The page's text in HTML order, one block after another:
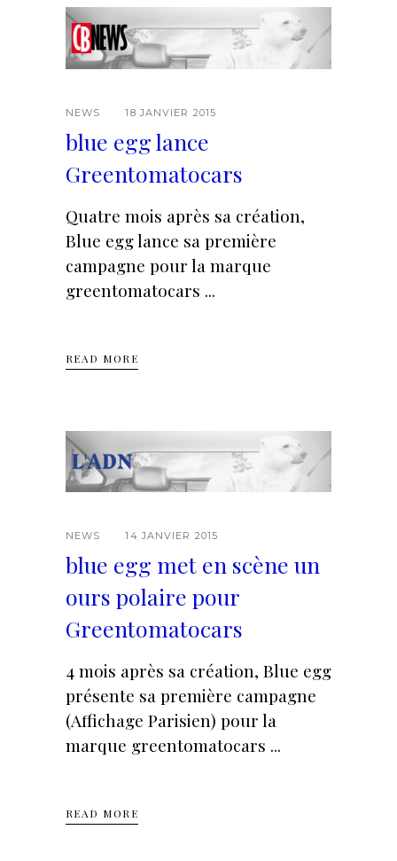
NEWS 18 JANVIER 2015
blue egg lance
Greentomatocars
Quatre mois après sa création,
Blue egg lance sa première
campagne pour la marque
greentomatocars
READ MORE
NEWS 14 JANVIER 2015
blue egg met en scène un
ours polaire pour
Greentomatocars
4 mois après sa création, Blue egg
présente sa première campagne
(Affichage Parisien) pour la
marque greentomatocars
READ MORE